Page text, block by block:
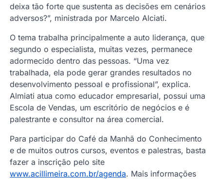
deixa tão forte que sustenta as decisões em cenários
adversos?”, ministrada por Marcelo Alciati.
O tema trabalha principalmente a auto liderança, que
segundo o especialista, muitas vezes, permanece
adormecido dentro das pessoas. “Uma vez
trabalhada, ela pode gerar grandes resultados no
desenvolvimento pessoal e profissional”, explica.
Almiati atua como educador empresarial, possui uma
Escola de Vendas, um escritório de negócios e é
palestrante e consultor na área comercial.
Para participar do Café da Manhã do Conhecimento
e de muitos outros cursos, eventos e palestras, basta
fazer a inscrição pelo site
www.acillimeira.com.br/agenda. Mais informações